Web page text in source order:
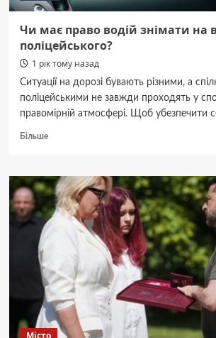
Чи має право водій знімати на
поліцейського?
1 рік тому назад
Ситуації на дорозі бувають різними, а
поліцейськими не завжди проходять у
правомірній атмосфері. Щоб убезпечити
БільшеДокладніше
має
право
водій
знімати
поліцейського?
Місто